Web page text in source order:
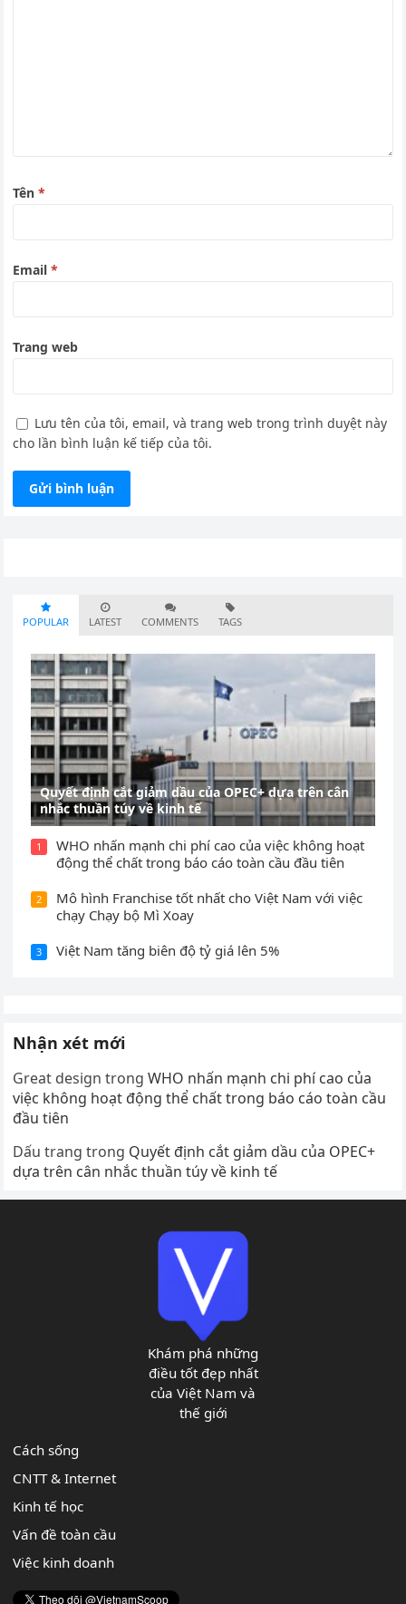
Tên*
Email*
Trang web
Lưu tên của tôi, email, và trang web trong trình duyệt này
cho lần bình luận kế tiếp của tôi.
POPULAR LATEST COMMENTS TAGS
Quyết định cắt giảm dầu của OPEC+ dựa trên cân
nhắc thuần túy về kinh tế
1
WHO nhấn mạnh chi phí cao của việc không hoạt
động thể chất trong báo cáo toàn cầu đầu tiên
2
Mô hình Franchise tốt nhất cho Việt Nam với việc
chạy Chạy bộ Mì Xoay
3 Việt Nam tăng biên độ tỷ giá lên 5%
Nhận xét mới
Great design trongWHO nhấn mạnh chi phí cao của
việc không hoạt động thể chất trong báo cáo toàn cầu
đầu tiên
Dấu trang trong Quyết định cắt giảm dầu của OPEC+
dựa trên cân nhắc thuần túy về kinh tế
Khám phá những
điều tốt đẹp nhất
của Việt Nam và
thế giới
Cách sống
CNTT & Internet
Kinh tế học
Vấn đề toàn cầu
Việc kinh doanh